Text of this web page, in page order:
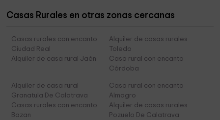
Casas Rurales en otras zonas cercanas
Casas rurales con encanto
Ciudad Real
Alquiler de casas rurales
Toledo
Alquiler de casa rural Jaén
Casa rural con encanto
Córdoba
Alquiler de casa rural
Granatula De Calatrava
Casa rural con encanto
Almagro
Casas rurales con encanto
Bazan
Alquiler de casas rurales
Pozuelo De Calatrava